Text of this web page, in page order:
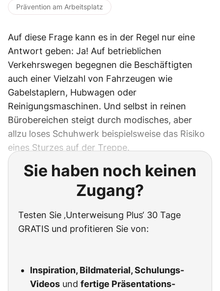
Prävention am Arbeitsplatz
Auf diese Frage kann es in der Regel nur eine
Antwort geben: Ja! Auf betrieblichen
Verkehrswegen begegnen die Beschäftigten
auch einer Vielzahl von Fahrzeugen wie
Gabelstaplern, Hubwagen oder
Reinigungsmaschinen. Und selbst in reinen
Bürobereichen steigt durch modisches, aber
allzu loses Schuhwerk beispielsweise das Risiko
eines Sturzes auf der Treppe.
Sie haben noch keinen
Zugang?
Testen Sie ‚Unterweisung Plus‘ 30 Tage
GRATIS und profitieren Sie von:
Inspiration, Bildmaterial, Schulungs-
Videos und fertige Präsentations-